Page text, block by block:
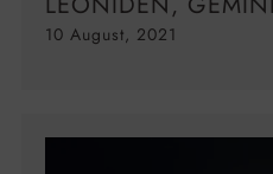
10 August, 2021